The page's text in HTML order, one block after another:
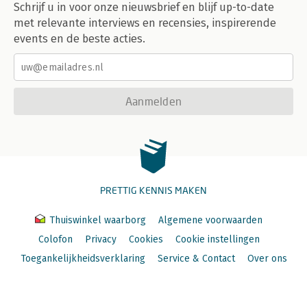
Schrijf u in voor onze nieuwsbrief en blijf up-to-date
met relevante interviews en recensies, inspirerende
events en de beste acties.
Aanmelden
PRETTIG KENNIS MAKEN
Thuiswinkel waarborg
Algemene voorwaarden
Colofon
Privacy Cookies
Cookie instellingen
Toegankelijkheidsverklaring
Service & Contact Over ons